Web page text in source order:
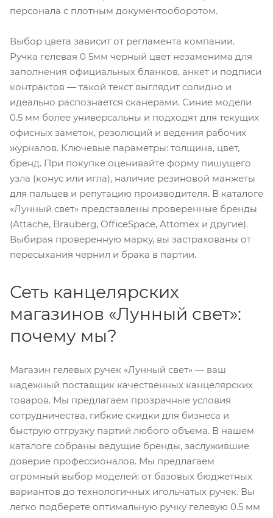
персонала с плотным документооборотом.
Выбор цвета зависит от регламента компании.
Ручка гелевая 0 5мм черный цвет незаменима для
заполнения официальных бланков, анкет и подписи
контрактов — такой текст выглядит солидно и
идеально распознается сканерами. Синие модели
0.5 мм более универсальны и подходят для текущих
офисных заметок, резолюций и ведения рабочих
журналов. Ключевые параметры: толщина, цвет,
бренд. При покупке оценивайте форму пишущего
узла (конус или игла), наличие резиновой манжеты
для пальцев и репутацию производителя. В каталоге
«Лунный свет» представлены проверенные бренды
(Attache, Brauberg, OfficeSpace, Attomex и другие).
Выбирая проверенную марку, вы застрахованы от
пересыхания чернил и брака в партии.
Сеть канцелярских
магазинов «Лунный свет»:
почему мы?
Магазин гелевых ручек «Лунный свет» — ваш
надежный поставщик качественных канцелярских
товаров. Мы предлагаем прозрачные условия
сотрудничества, гибкие скидки для бизнеса и
быструю отгрузку партий любого объема. В нашем
каталоге собраны ведущие бренды, заслужившие
доверие профессионалов. Мы предлагаем
огромный выбор моделей: от базовых бюджетных
вариантов до технологичных игольчатых ручек. Вы
легко подберете оптимальную ручку гелевую 0.5 мм